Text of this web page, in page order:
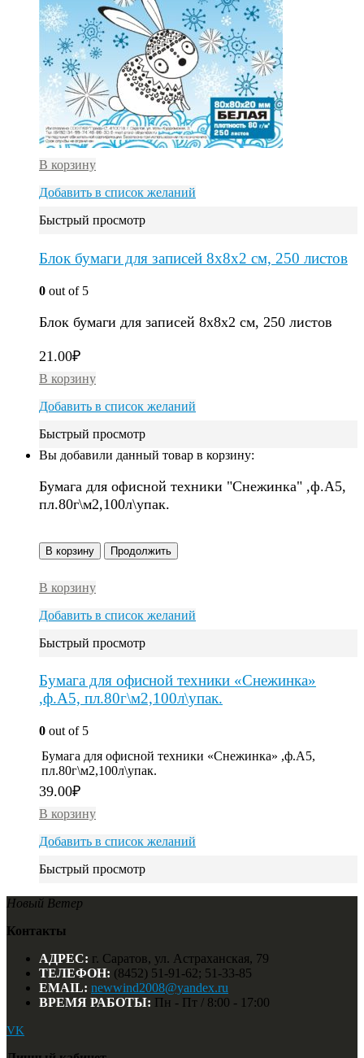
В корзину
Добавить в список желаний
Быстрый просмотр
Блок бумаги для записей 8х8х2 см, 250 листов
0 out of 5
Блок бумаги для записей 8х8х2 см, 250 листов
21.00₽
В корзину
Добавить в список желаний
Быстрый просмотр
Вы добавили данный товар в корзину:
Бумага для офисной техники "Снежинка" ,ф.А5,
пл.80г\м2,100л\упак.
В корзину Продолжить
В корзину
Добавить в список желаний
Быстрый просмотр
Бумага для офисной техники «Снежинка»
,ф.А5, пл.80г\м2,100л\упак.
0 out of 5
Бумага для офисной техники «Снежинка» ,ф.А5,
пл.80г\м2,100л\упак.
39.00₽
В корзину
Добавить в список желаний
Быстрый просмотр
Новый Ветер
Контакты
АДРЕС: г. Саратов, ул. Астраханская, 79
ТЕЛЕФОН: (8452) 51-91-62; 51-33-85
EMAIL: newwind2008@yandex.ru
ВРЕМЯ РАБОТЫ: Пн - Пт / 8:00 - 17:00
VK